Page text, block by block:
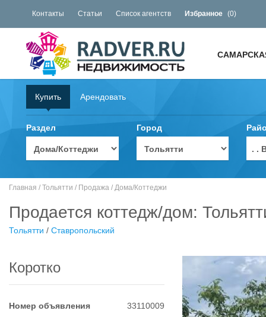
Контакты Статьи Список агентств Избранное (0)
Купить Арендовать
Раздел Город
. .
Главная / Тольятти / Продажа / Дома/Коттеджи
Продается коттедж/дом:
Тольятти / Ставропольский
Коротко
Номер объявления
33110009